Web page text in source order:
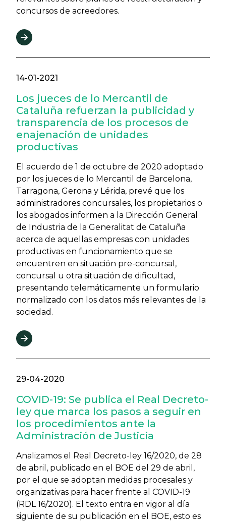
concursos de acreedores.
14-01-2021
Los jueces de lo Mercantil de
Cataluña refuerzan la publicidad y
transparencia de los procesos de
enajenación de unidades
productivas
El acuerdo de 1 de octubre de 2020 adoptado
por los jueces de lo Mercantil de Barcelona,
Tarragona, Gerona y Lérida, prevé que los
administradores concursales, los propietarios o
los abogados informen a la Dirección General
de Industria de la Generalitat de Cataluña
acerca de aquellas empresas con unidades
productivas en funcionamiento que se
encuentren en situación pre-concursal,
concursal u otra situación de dificultad,
presentando telemáticamente un formulario
normalizado con los datos más relevantes de la
sociedad.
29-04-2020
COVID-19: Se publica el Real Decreto-
ley que marca los pasos a seguir en
los procedimientos ante la
Administración de Justicia
Analizamos el Real Decreto-ley 16/2020, de 28
de abril, publicado en el BOE del 29 de abril,
por el que se adoptan medidas procesales y
organizativas para hacer frente al COVID-19
(RDL 16/2020). El texto entra en vigor al día
siguiente de su publicación en el BOE, esto es